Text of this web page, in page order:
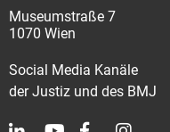
Museumstraße 7
1070 Wien
Social Media Kanäle
der Justiz und des BMJ